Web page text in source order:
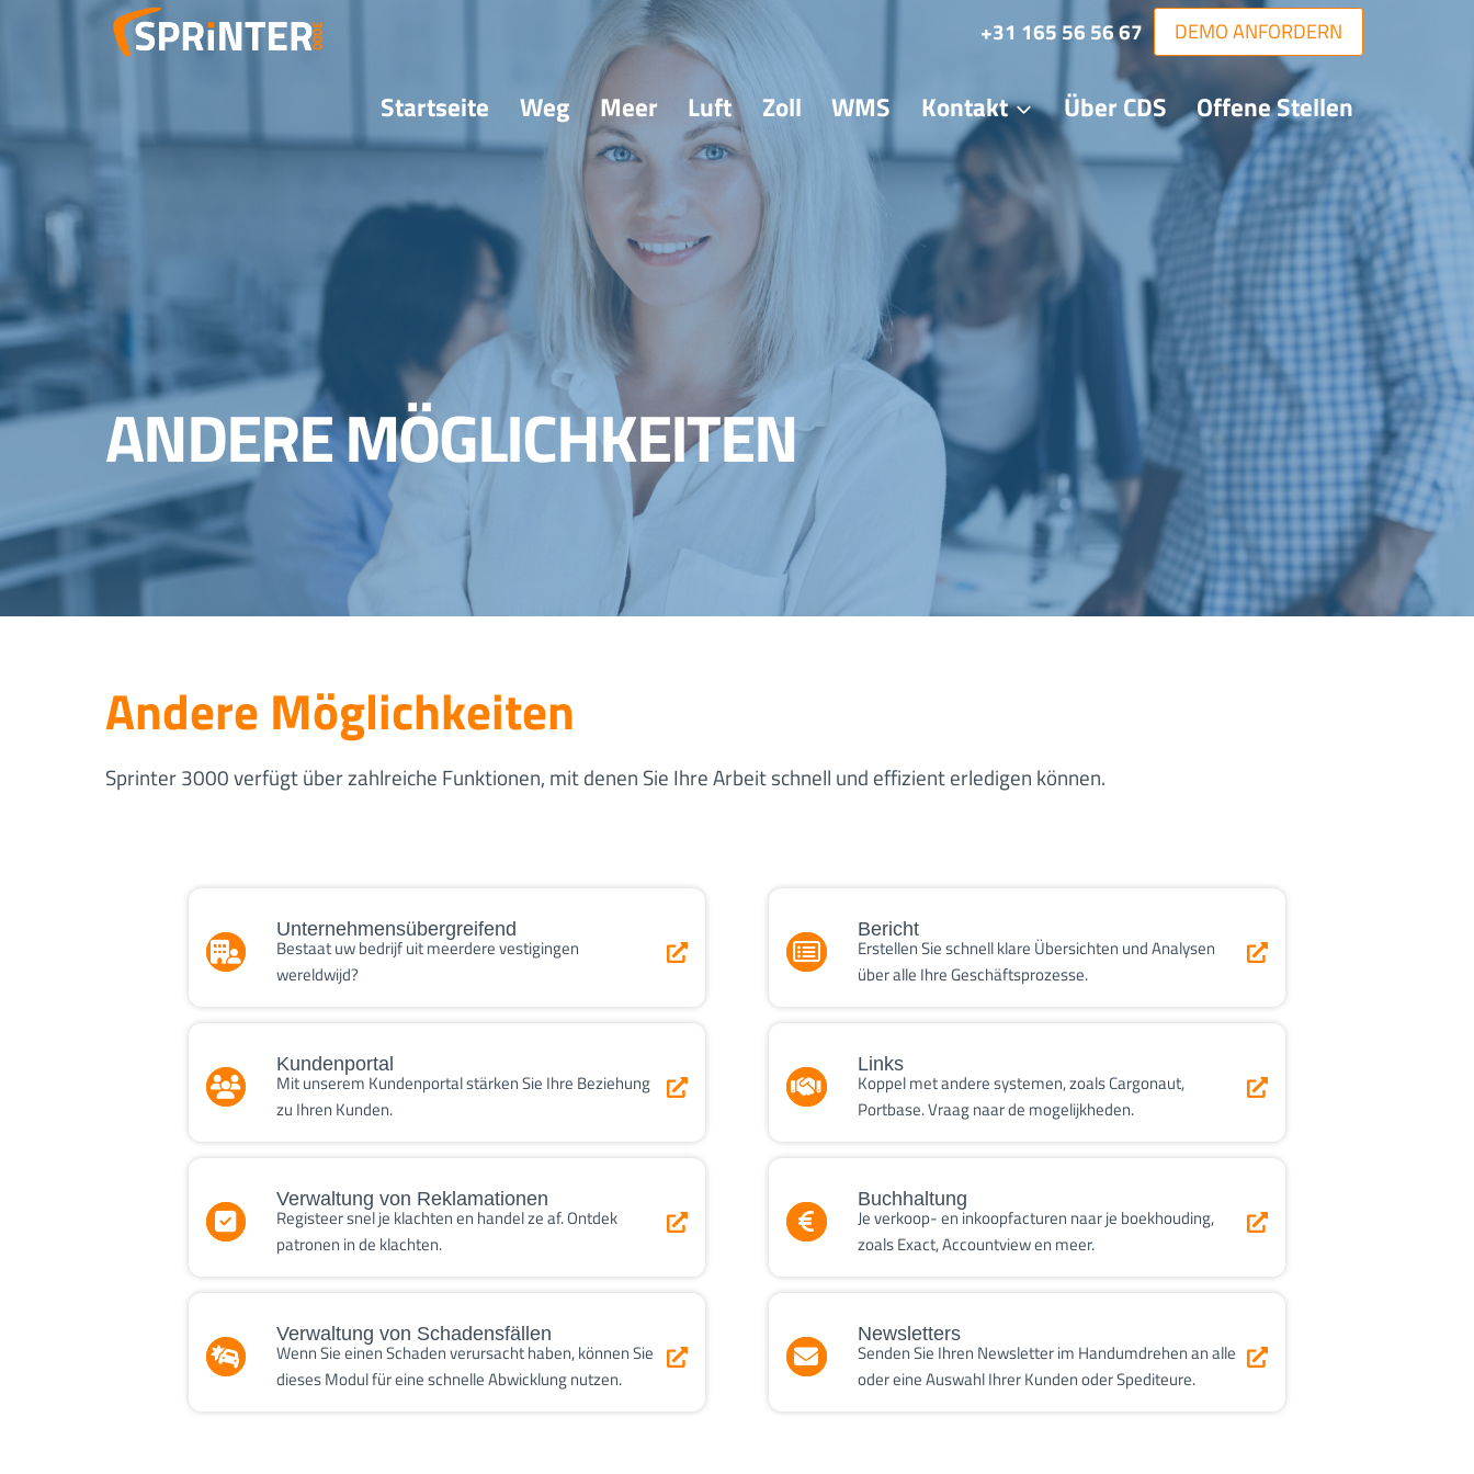
+31 165 56 56 67 DEMO ANFORDERN
Startseite Weg Meer Luft Zoll WMS Kontakt Über CDS Offene Stellen
ANDERE MÖGLICHKEITEN
Andere Möglichkeiten
Sprinter 3000 verfügt über zahlreiche Funktionen, mit denen Sie Ihre Arbeit schnell und effizient erledigen können.
Unternehmensübergreifend
Bestaat uw bedrijf uit meerdere vestigingen
wereldwijd?
Kundenportal
Mit unserem Kundenportal stärken Sie Ihre Beziehung
zu Ihren Kunden.
Verwaltung von Reklamationen
Registeer snel je klachten en handel ze af. Ontdek
patronen in de klachten.
Verwaltung von Schadensfällen
Wenn Sie einen Schaden verursacht haben, können Sie
dieses Modul für eine schnelle Abwicklung nutzen.
Bericht
Erstellen Sie schnell klare Übersichten und Analysen
über alle Ihre Geschäftsprozesse.
Links
Koppel met andere systemen, zoals Cargonaut,
Portbase. Vraag naar de mogelijkheden.
Buchhaltung
Je verkoop- en inkoopfacturen naar je boekhouding,
zoals Exact, Accountview en meer.
Newsletters
Senden Sie Ihren Newsletter im Handumdrehen an alle
oder eine Auswahl Ihrer Kunden oder Spediteure.